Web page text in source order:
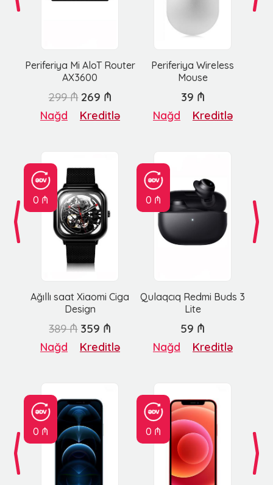
Periferiya Mi AloT Router
AX3600
Periferiya Wireless
Mouse
299 ₼ 269 ₼
Nağd Kreditlə
39 ₼
Nağd Kreditlə
0 ₼
Ağıllı saat Xiaomi Ciga
Design
0 ₼
Qulaqcıq Redmi Buds 3
Lite
389 ₼ 359 ₼
Nağd Kreditlə
59 ₼
Nağd Kreditlə
0 ₼ 0 ₼